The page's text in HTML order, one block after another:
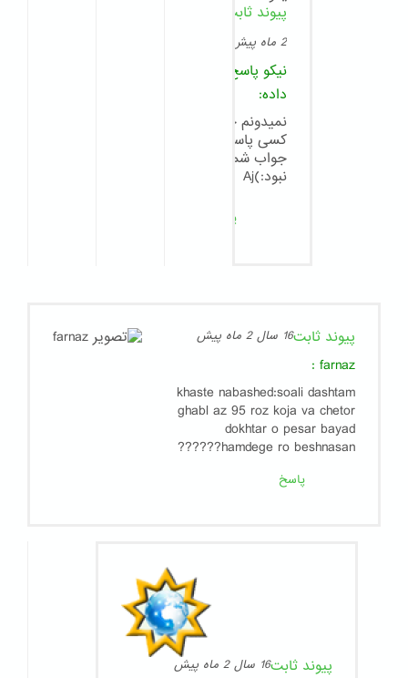
پیوند ثابت
2 ماه پیش
نیکو پاسخ
داده:
نمیدونم چرا
کسی پاسخگوی
جواب شما
نبود:)Aj
پاسخ
پیوند ثابت16 سال 2 ماه پیش
farnaz
:
khaste nabashed:soali dashtam
ghabl az 95 roz koja va chetor
dokhtar o pesar bayad
hamdege ro beshnasan??????
پاسخ
پیوند ثابت16 سال 2 ماه پیش